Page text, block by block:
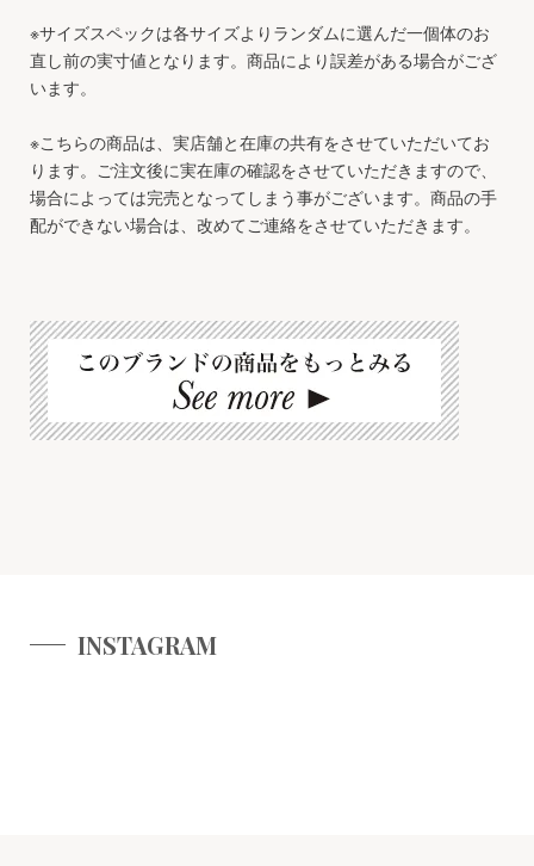
※サイズスペックは各サイズよりランダムに選んだ一個体のお
直し前の実寸値となります。商品により誤差がある場合がござ
います。
※こちらの商品は、実店舗と在庫の共有をさせていただいてお
ります。ご注文後に実在庫の確認をさせていただきますので、
場合によっては完売となってしまう事がございます。商品の手
配ができない場合は、改めてご連絡をさせていただきます。
INSTAGRAM